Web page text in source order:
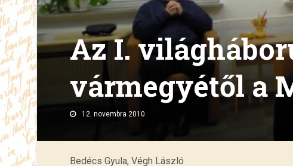
Az I.
vármegyétől a
12. novembra 2010.
Bedécs Gyula, Végh László